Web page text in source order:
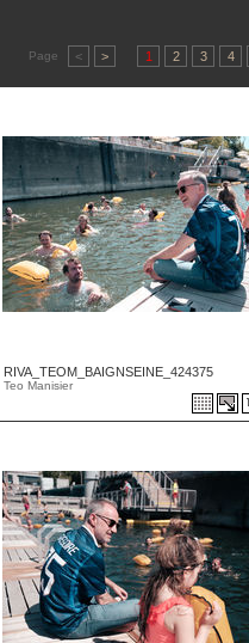
Page < > 1 2 3 4
RIVA_TEOM_BAIGNSEINE_424375
Teo Manisier